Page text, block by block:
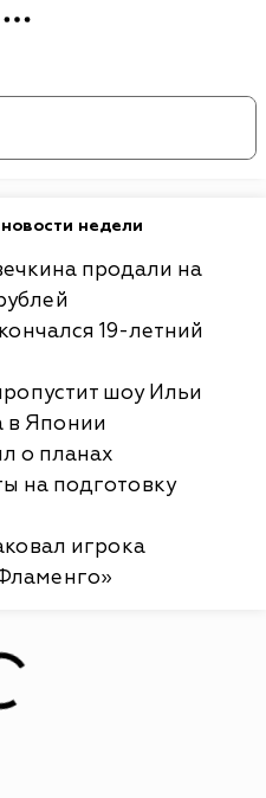
недели
продали на
19-летний
шоу Ильи
в Японии
о планах
на подготовку
игрока